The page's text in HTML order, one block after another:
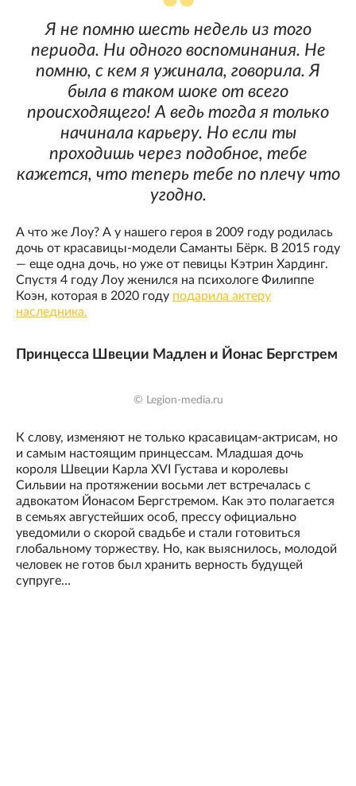
Я не помню шесть недель из того
периода. Ни одного воспоминания. Не
помню, с кем я ужинала, говорила. Я
была в таком шоке от всего
происходящего! А ведь тогда я только
начинала карьеру. Но если ты
проходишь через подобное, тебе
кажется, что теперь тебе по плечу что
угодно.
А что же Лоу? А у нашего героя в 2009 году родилась
дочь от красавицы-модели Саманты Бёрк. В 2015 году
— еще одна дочь, но уже от певицы Кэтрин Хардинг.
Спустя 4 году Лоу женился на психологе Филиппе
Коэн, которая в 2020 году подарила актеру
наследника.
Принцесса Швеции Мадлен и Йонас Бергстрем
© Legion-media.ru
К слову, изменяют не только красавицам-актрисам, но
и самым настоящим принцессам. Младшая дочь
короля Швеции Карла XVI Густава и королевы
Сильвии на протяжении восьми лет встречалась с
адвокатом Йонасом Бергстремом. Как это полагается
в семьях августейших особ, прессу официально
уведомили о скорой свадьбе и стали готовиться
глобальному торжеству. Но, как выяснилось, молодой
человек не готов был хранить верность будущей
супруге…